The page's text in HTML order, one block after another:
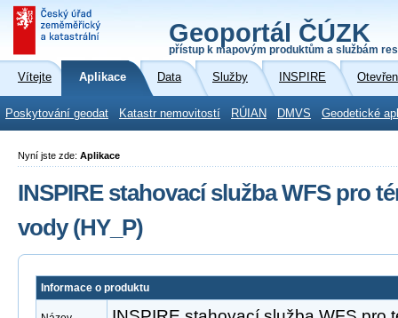
Geoportál ČÚZK
přístup k mapovým produktům a službám
Vítejte Aplikace Data Služby INSPIRE
Poskytování geodat Katastr nemovitostí RÚIAN DMVS Geodetické
Nyní jste zde: Aplikace
INSPIRE stahovací služba WFS pro
vody (HY_P)
Informace o produktu